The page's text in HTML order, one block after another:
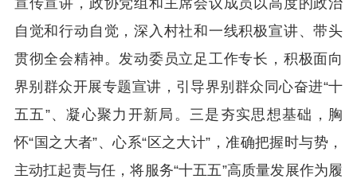
自觉和行动自觉，深入村社和一线积极宣讲、带头
贯彻全会精神。发动委员立足工作专长，积极面向
界别群众开展专题宣讲，引导界别群众同心奋进“十
五五”、凝心聚力开新局。三是夯实思想基础，胸
怀“国之大者”、心系“区之大计”，准确把握时与势，
主动扛起责与任，将服务“十五五”高质量发展作为履